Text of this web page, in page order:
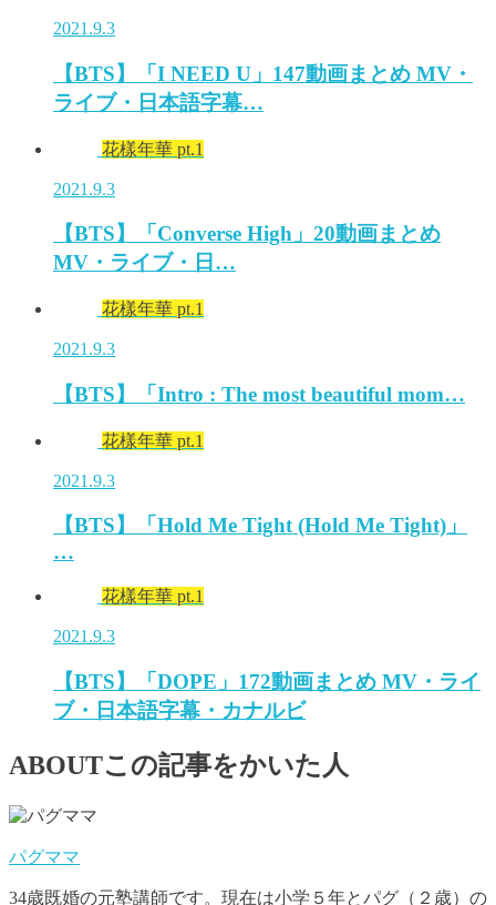
2021.9.3
【BTS】「I NEED U」147動画まとめ MV・
ライブ・日本語字幕…
花樣年華 pt.1
2021.9.3
【BTS】「Converse High」20動画まとめ
MV・ライブ・日…
花樣年華 pt.1
2021.9.3
【BTS】「Intro : The most beautiful mom…
花樣年華 pt.1
2021.9.3
【BTS】「Hold Me Tight (Hold Me Tight)」
…
花樣年華 pt.1
2021.9.3
【BTS】「DOPE」172動画まとめ MV・ライ
ブ・日本語字幕・カナルビ
ABOUTこの記事をかいた人
パグママ
34歳既婚の元塾講師です。現在は小学５年とパグ（２歳）の